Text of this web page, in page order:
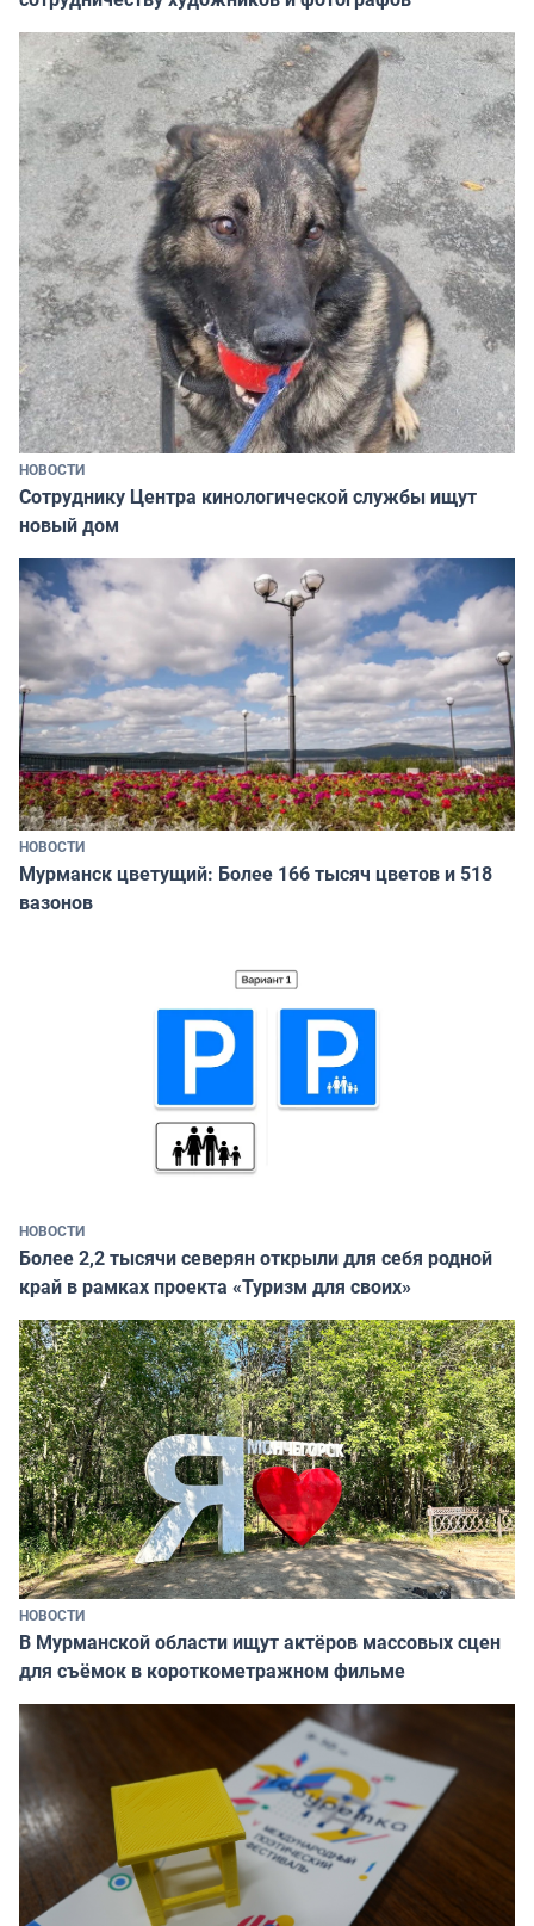
НОВОСТИ
Сотруднику Центра кинологической службы ищут
новый дом
НОВОСТИ
Мурманск цветущий: Более 166 тысяч цветов и 518
вазонов
НОВОСТИ
Более 2,2 тысячи северян открыли для себя родной
край в рамках проекта «Туризм для своих»
НОВОСТИ
В Мурманской области ищут актёров массовых сцен
для съёмок в короткометражном фильме